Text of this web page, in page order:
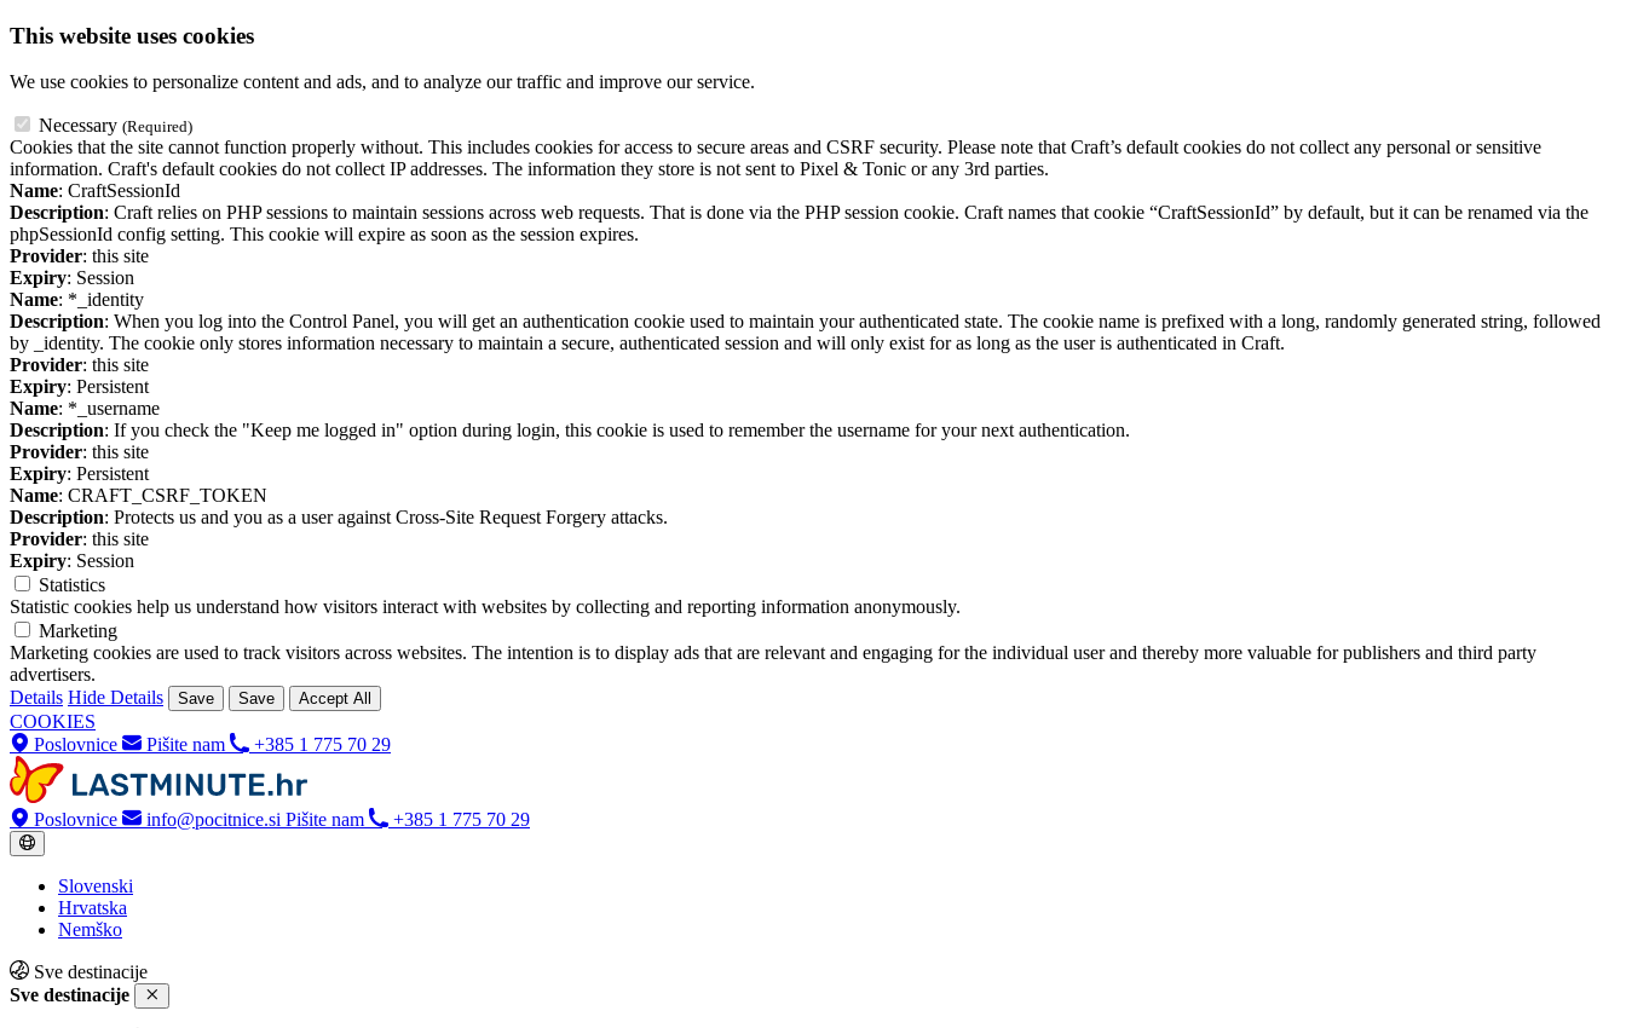
This website uses cookies
We use cookies to personalize content and ads, and to analyze our traffic and improve our service.
Necessary (Required)
Cookies that the site cannot function properly without. This includes cookies for access to secure areas and CSRF security. Please note that Craft’s default cookies do not collect any personal or sensitive
information. Craft's default cookies do not collect IP addresses. The information they store is not sent to Pixel & Tonic or any 3rd parties.
Name: CraftSessionId
Description: Craft relies on PHP sessions to maintain sessions across web requests. That is done via the PHP session cookie. Craft names that cookie “CraftSessionId” by default, but it can be renamed via the
phpSessionId config setting. This cookie will expire as soon as the session expires.
Provider: this site
Expiry: Session
Name: *_identity
Description: When you log into the Control Panel, you will get an authentication cookie used to maintain your authenticated state. The cookie name is prefixed with a long, randomly generated string, followed
by _identity. The cookie only stores information necessary to maintain a secure, authenticated session and will only exist for as long as the user is authenticated in Craft.
Provider: this site
Expiry: Persistent
Name: *_username
Description: If you check the "Keep me logged in" option during login, this cookie is used to remember the username for your next authentication.
Provider: this site
Expiry: Persistent
Name: CRAFT_CSRF_TOKEN
Description: Protects us and you as a user against Cross-Site Request Forgery attacks.
Provider: this site
Expiry: Session
Statistics
Statistic cookies help us understand how visitors interact with websites by collecting and reporting information anonymously.
Marketing
Marketing cookies are used to track visitors across websites. The intention is to display ads that are relevant and engaging for the individual user and thereby more valuable for publishers and third party
advertisers.
Details Hide Details Save Save Accept All
COOKIES
Poslovnice
Pišite nam +385 1 775 70 29
Poslovnice info@pocitnice.si Pišite nam +385 1 775 70 29
Slovenski
Hrvatska
Nemško
Sve destinacije
Sve destinacije